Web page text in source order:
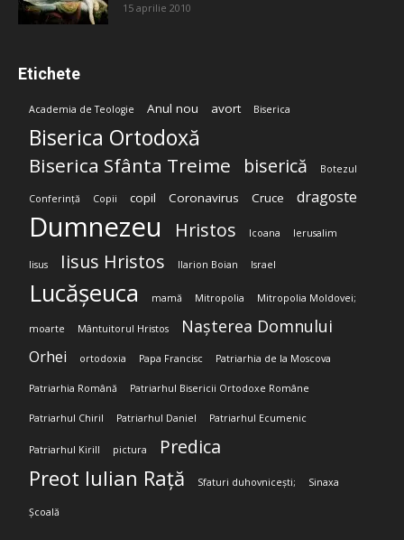
15 aprilie 2010
Etichete
Academia de Teologie Anul nou avort Biserica
Biserica Ortodoxă
Biserica Sfânta Treime biserică Botezul
Conferință Copii copil Coronavirus Cruce dragoste
Dumnezeu Hristos Icoana Ierusalim
Iisus Iisus Hristos Ilarion Boian Israel
Lucășeuca mamă Mitropolia Mitropolia Moldovei;
moarte Mântuitorul Hristos Nașterea Domnului
Orhei ortodoxia Papa Francisc Patriarhia de la Moscova
Patriarhia Română Patriarhul Bisericii Ortodoxe Române
Patriarhul Chiril Patriarhul Daniel Patriarhul Ecumenic
Patriarhul Kirill pictura Predica
Preot Iulian Rață Sfaturi duhovnicești; Sinaxa
Școală